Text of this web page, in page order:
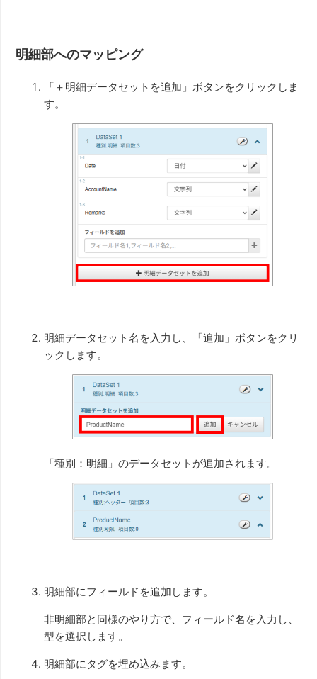
明細部へのマッピング
「＋明細データセットを追加」ボタンをクリックしま
す。
明細データセット名を入力し、「追加」ボタンをクリ
ックします。
「種別：明細」のデータセットが追加されます。
明細部にフィールドを追加します。
非明細部と同様のやり方で、フィールド名を入力し、
型を選択します。
明細部にタグを埋め込みます。